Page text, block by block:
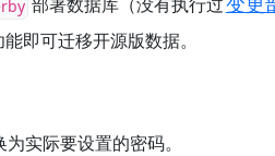
能即可迁移开源版数据。
为实际要设置的密码。